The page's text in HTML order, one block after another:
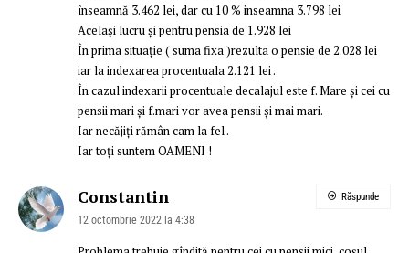
înseamnă 3.462 lei, dar cu 10 % inseamna 3.798 lei
Același lucru și pentru pensia de 1.928 lei
În prima situație ( suma fixa )rezulta o pensie de 2.028 lei
iar la indexarea procentuala 2.121 lei .
În cazul indexarii procentuale decalajul este f. Mare și cei cu
pensii mari și f.mari vor avea pensii și mai mari.
Iar necăjiți rămân cam la fel .
Iar toți suntem OAMENI !
Constantin
12 octombrie 2022 la 4:38
Răspunde